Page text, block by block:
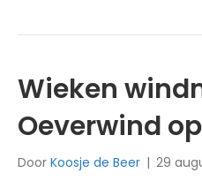
Wieken
Oeverwind
Door Koosje de Beer | 29